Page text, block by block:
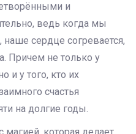
и
ведь когда мы
сердце согревается,
Причем не только у
и у того, кто их
счастья
на долгие годы.